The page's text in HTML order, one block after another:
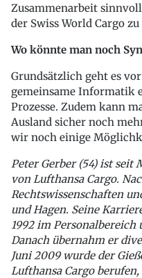
Zusammenarbeit
der Swiss World Cargo
Wo könnte man noch
Grundsätzlich geht es
gemeinsame Informatik
Prozesse. Zudem kann
Ausland sicher noch
wir noch einige
Peter Gerber (54) ist seit
von Lufthansa Cargo.
Rechtswissenschaften
und Hagen. Seine
1992 im Personalbereich
Danach übernahm er
Juni 2009 wurde der
Lufthansa Cargo